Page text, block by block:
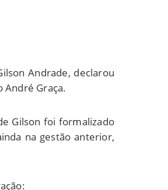
Andrade, declarou
Graça.
Gilson foi formalizado
na gestão anterior,